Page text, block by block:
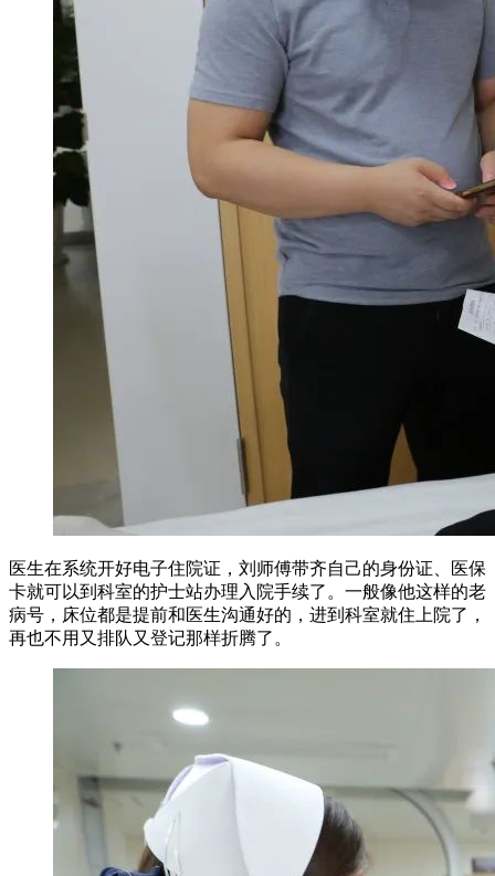
医生在系统开好电子住院证，刘师傅带齐自己的身份证、医保
卡就可以到科室的护士站办理入院手续了。一般像他这样的老
病号，床位都是提前和医生沟通好的，进到科室就住上院了，
再也不用又排队又登记那样折腾了。